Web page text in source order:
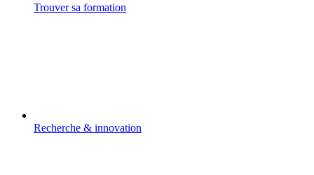
Trouver sa formation
Recherche & innovation